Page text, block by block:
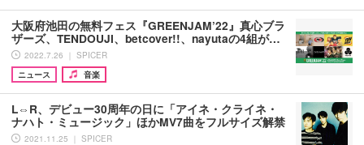
大阪府池田の無料フェス『GREENJAM’22』真心ブラ
ザーズ、TENDOUJI、betcover!!、nayutaの4組が…
2022.7.26 ｜ SPICER
ニュース
音楽
L⇔R、デビュー30周年の日に「アイネ・クライネ・
ナハト・ミュージック」ほかMV7曲をフルサイズ解禁
2021.11.25 ｜ SPICER